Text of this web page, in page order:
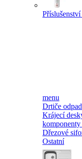
Příslušenství
menu
Drtiče
Krájecí
komponenty
Dřezové
Ostatní